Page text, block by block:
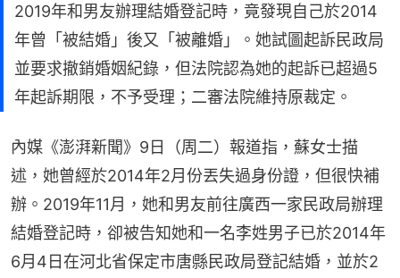
2019年和男友辦理結婚登記時，竟發現自己於2014
年曾「被結婚」後又「被離婚」。她試圖起訴民政局
並要求撤銷婚姻紀錄，但法院認為她的起訴已超過5
年起訴期限，不予受理；二審法院維持原裁定。
內媒《澎湃新聞》9日（周二）報道指，蘇女士描
述，她曾經於2014年2月份丟失過身份證，但很快補
辦。2019年11月，她和男友前往廣西一家民政局辦理
結婚登記時，卻被告知她和一名李姓男子已於2014年
6月4日在河北省保定市唐縣民政局登記結婚，並於2